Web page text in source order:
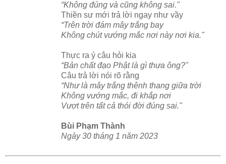
“Không đúng và cũng không sai."
Thiền sư mới trả lời ngay như vầy
“Trên trời đám mây trắng bay
Không chút vướng mắc nơi này nơi kia."
Thực ra ý câu hỏi kia
“Bản chất đạo Phật là gì thưa ông?"
Câu trả lời nói rõ rằng
“Như là mây trắng thênh thang giữa trời
Không vướng mắc, đi khắp nơi
Vượt trên tất cả thói đời đúng sai."
Bùi Phạm Thành
Ngày 30 tháng 1 năm 2023